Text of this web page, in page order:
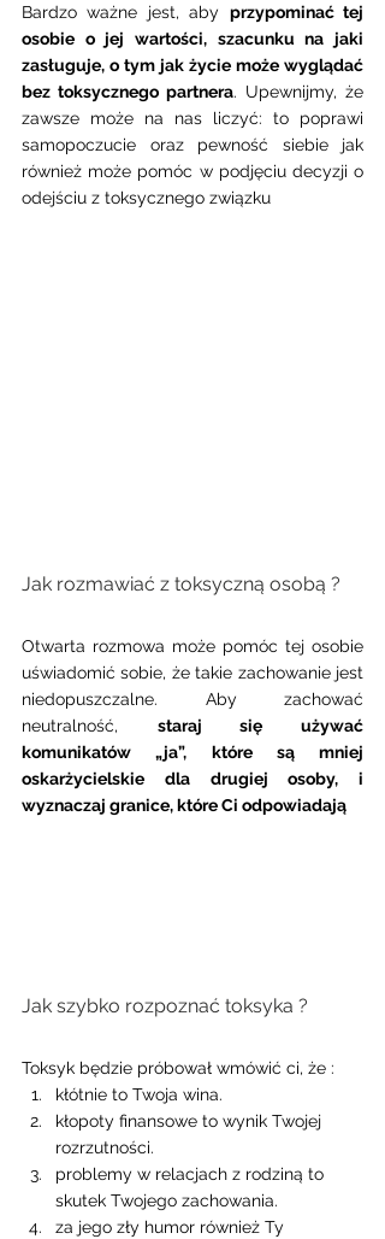
Bardzo ważne jest, aby przypominać tej
osobie o jej wartości, szacunku na jaki
zasługuje, o tym jak życie może wyglądać
bez toksycznego partnera. Upewnijmy, że
zawsze może na nas liczyć: to poprawi
samopoczucie oraz pewność siebie jak
również może pomóc w podjęciu decyzji o
odejściu z toksycznego związku
Jak rozmawiać z toksyczną osobą ?
Otwarta rozmowa może pomóc tej osobie
uświadomić sobie, że takie zachowanie jest
niedopuszczalne. Aby zachować
neutralność, staraj się używać
komunikatów „ja”, które są mniej
oskarżycielskie dla drugiej osoby, i
wyznaczaj granice, które Ci odpowiadają
Jak szybko rozpoznać toksyka ?
Toksyk będzie próbował wmówić ci, że :
kłótnie to Twoja wina.
kłopoty finansowe to wynik Twojej
rozrzutności.
problemy w relacjach z rodziną to
skutek Twojego zachowania.
za jego zły humor również Ty